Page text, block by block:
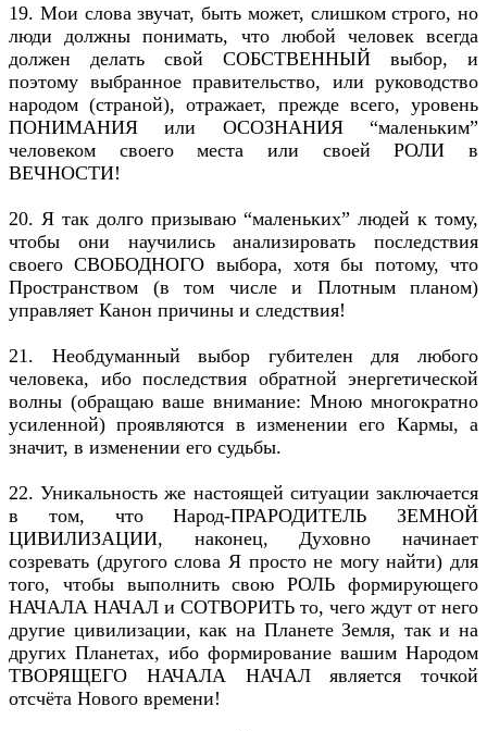
19. Мои слова звучат, быть может, слишком строго, но
люди должны понимать, что любой человек всегда
должен делать свой СОБСТВЕННЫЙ выбор, и
поэтому выбранное правительство, или руководство
народом (страной), отражает, прежде всего, уровень
ПОНИМАНИЯ или ОСОЗНАНИЯ “маленьким”
человеком своего места или своей РОЛИ в
ВЕЧНОСТИ!
20. Я так долго призываю “маленьких” людей к тому,
чтобы они научились анализировать последствия
своего СВОБОДНОГО выбора, хотя бы потому, что
Пространством (в том числе и Плотным планом)
управляет Канон причины и следствия!
21. Необдуманный выбор губителен для любого
человека, ибо последствия обратной энергетической
волны (обращаю ваше внимание: Мною многократно
усиленной) проявляются в изменении его Кармы, а
значит, в изменении его судьбы.
22. Уникальность же настоящей ситуации заключается
в том, что Народ-ПРАРОДИТЕЛЬ ЗЕМНОЙ
ЦИВИЛИЗАЦИИ, наконец, Духовно начинает
созревать (другого слова Я просто не могу найти) для
того, чтобы выполнить свою РОЛЬ формирующего
НАЧАЛА НАЧАЛ и СОТВОРИТЬ то, чего ждут от него
другие цивилизации, как на Планете Земля, так и на
других Планетах, ибо формирование вашим Народом
ТВОРЯЩЕГО НАЧАЛА НАЧАЛ является точкой
отсчёта Нового времени!